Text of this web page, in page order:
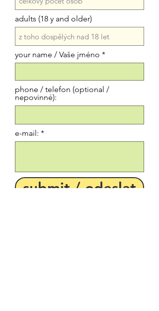
adults (18 y and older)
your name / Vaše jméno
phone / telefon (optional /
nepovinné):
e-mail:
submit / odeslat